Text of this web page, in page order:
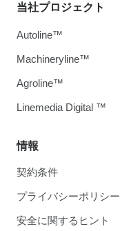
情報
契約条件
プライバシーポリシー
安全に関するヒント
当社プロジェクト
Autoline™
Machineryline™
Agroline™
Linemedia Digital ™